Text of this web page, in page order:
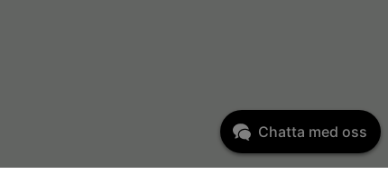
Chatta med oss